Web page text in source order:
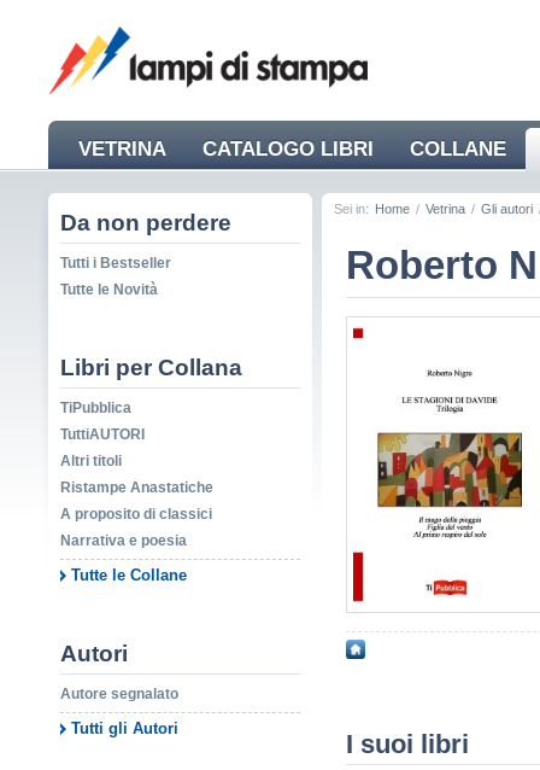
VETRINA CATALOGO LIBRI COLLANE
NEWS
Da non perdere
Tutti i Bestseller
Tutte le Novità
Libri per Collana
TiPubblica
TuttiAUTORI
Altri titoli
Ristampe Anastatiche
A proposito di classici
Narrativa e poesia
Tutte le Collane
Autori
Autore segnalato
Tutti gli Autori
Sei in: Home / Vetrina / Gli autori
Roberto
I suoi libri